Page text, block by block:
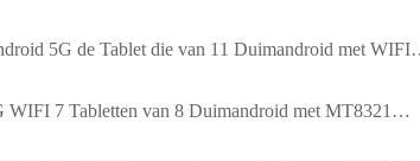
5G de Tablet die van 11 Duimandroid met WIFI
WIFI 7 Tabletten van 8 Duimandroid met MT8321